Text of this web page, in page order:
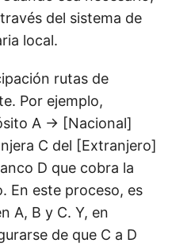
del sistema de
local.
rutas de
Por ejemplo,
A → [Nacional]
C del [Extranjero]
D que cobra la
En este proceso, es
A, B y C. Y, en
de que C a D